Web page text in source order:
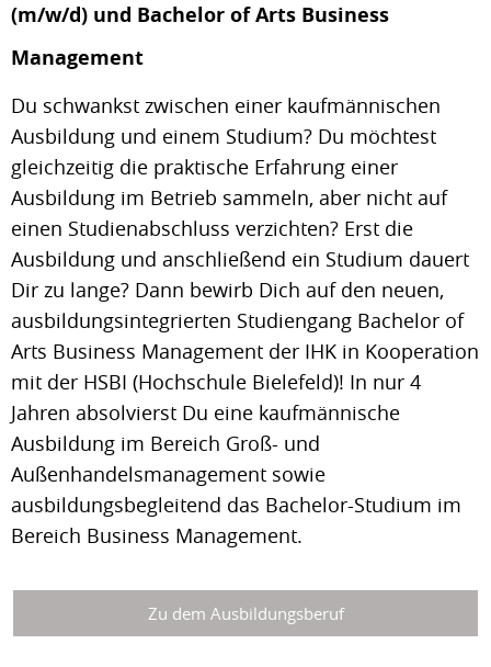
(m/w/d) und Bachelor of Arts Business
Management
Du schwankst zwischen einer kaufmännischen
Ausbildung und einem Studium? Du möchtest
gleichzeitig die praktische Erfahrung einer
Ausbildung im Betrieb sammeln, aber nicht auf
einen Studienabschluss verzichten? Erst die
Ausbildung und anschließend ein Studium dauert
Dir zu lange? Dann bewirb Dich auf den neuen,
ausbildungsintegrierten Studiengang Bachelor of
Arts Business Management der IHK in Kooperation
mit der HSBI (Hochschule Bielefeld)! In nur 4
Jahren absolvierst Du eine kaufmännische
Ausbildung im Bereich Groß- und
Außenhandelsmanagement sowie
ausbildungsbegleitend das Bachelor-Studium im
Bereich Business Management.
Zu dem Ausbildungsberuf